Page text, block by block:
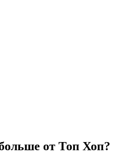
от Топ Хоп?